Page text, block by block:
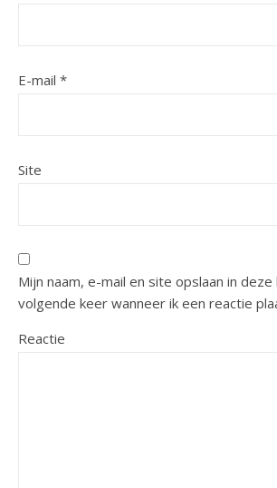
E-mail *
Site
Mijn naam, e-mail en site opslaan in
volgende keer wanneer ik een reactie
Reactie